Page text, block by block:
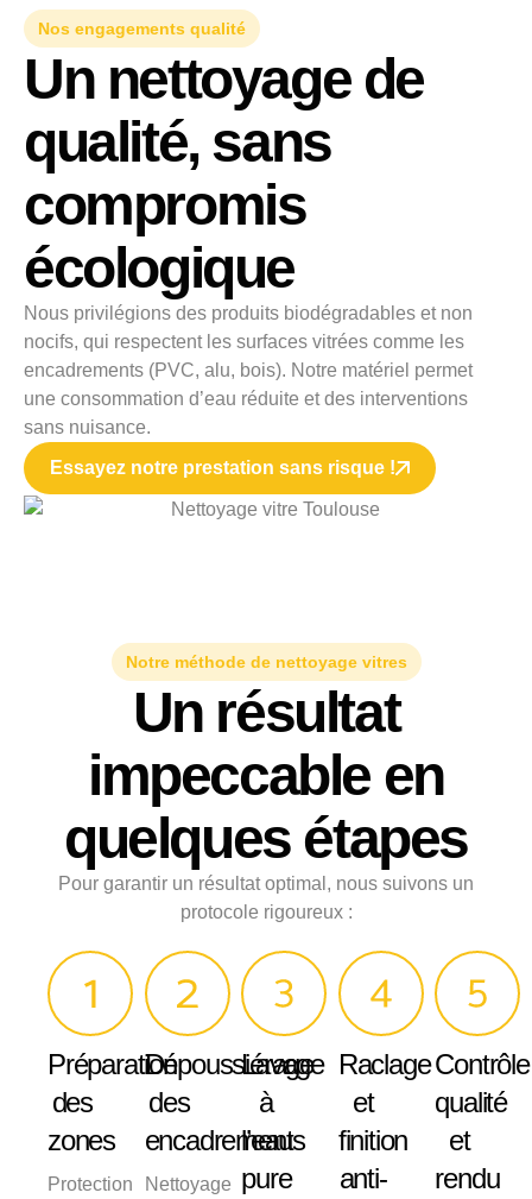
Nos engagements qualité
Un nettoyage de
qualité, sans
compromis
écologique
Nous privilégions des produits biodégradables et non
nocifs, qui respectent les surfaces vitrées comme les
encadrements (PVC, alu, bois). Notre matériel permet
une consommation d’eau réduite et des interventions
sans nuisance.
Essayez notre prestation sans risque !
Notre méthode de nettoyage vitres
Un résultat
impeccable en
quelques étapes
Pour garantir un résultat optimal, nous suivons un
protocole rigoureux :
Préparation
des
zones
Protection
Dépoussiérage
des
encadrements
Nettoyage
Lavage
à
l’eau
pure
Raclage
et
finition
anti-
Contrôle
qualité
et
rendu